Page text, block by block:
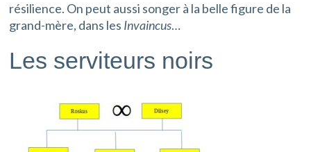
résilience. On peut aussi songer à la belle figure de la
grand-mère, dans les Invaincus…
Les serviteurs noirs